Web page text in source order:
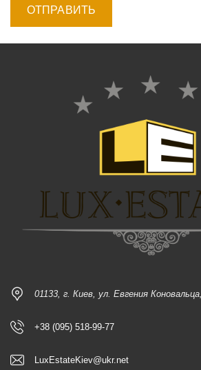
01133, г. Киев, ул. Евгения
+38 (095) 518-99-77
LuxEstateKiev@ukr.net